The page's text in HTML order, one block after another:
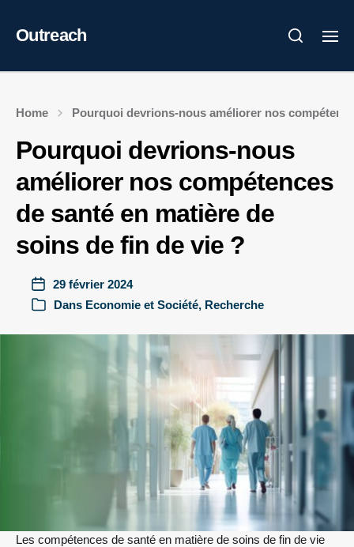
Outreach
Home Pourquoi devrions-nous améliorer nos
Pourquoi devrions-nous
améliorer nos compétences
de santé en matière de
soins de fin de vie ?
29 février 2024
Dans Economie et Société, Recherche
Les compétences de santé en matière de soins de fin de vie